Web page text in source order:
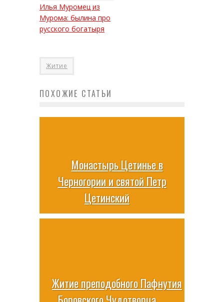
Илья Муромец из
Мурома: былина про
русского богатыря
Житие
ПОХОЖИЕ СТАТЬИ
Монастырь Цетинье в
Черногории и святой Петр
Цетинский
Житие преподобного Пафнутия